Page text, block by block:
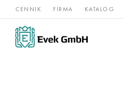
CENNIK FIRMA KATALOG
Stopy
niklu